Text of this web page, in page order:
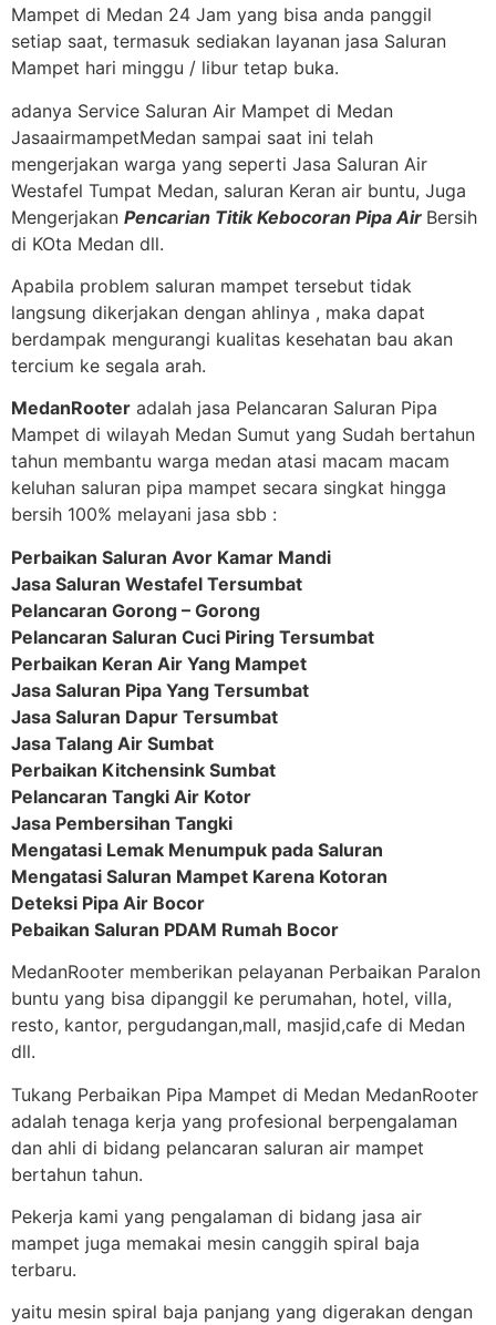
Mampet di Medan 24 Jam yang bisa anda panggil
setiap saat, termasuk sediakan layanan jasa Saluran
Mampet hari minggu / libur tetap buka.
adanya Service Saluran Air Mampet di Medan
JasaairmampetMedan sampai saat ini telah
mengerjakan warga yang seperti Jasa Saluran Air
Westafel Tumpat Medan, saluran Keran air buntu, Juga
Mengerjakan Pencarian Titik Kebocoran Pipa Air Bersih
di KOta Medan dll.
Apabila problem saluran mampet tersebut tidak
langsung dikerjakan dengan ahlinya , maka dapat
berdampak mengurangi kualitas kesehatan bau akan
tercium ke segala arah.
MedanRooter adalah jasa Pelancaran Saluran Pipa
Mampet di wilayah Medan Sumut yang Sudah bertahun
tahun membantu warga medan atasi macam macam
keluhan saluran pipa mampet secara singkat hingga
bersih 100% melayani jasa sbb :
Perbaikan Saluran Avor Kamar Mandi
Jasa Saluran Westafel Tersumbat
Pelancaran Gorong – Gorong
Pelancaran Saluran Cuci Piring Tersumbat
Perbaikan Keran Air Yang Mampet
Jasa Saluran Pipa Yang Tersumbat
Jasa Saluran Dapur Tersumbat
Jasa Talang Air Sumbat
Perbaikan Kitchensink Sumbat
Pelancaran Tangki Air Kotor
Jasa Pembersihan Tangki
Mengatasi Lemak Menumpuk pada Saluran
Mengatasi Saluran Mampet Karena Kotoran
Deteksi Pipa Air Bocor
Pebaikan Saluran PDAM Rumah Bocor
MedanRooter memberikan pelayanan Perbaikan Paralon
buntu yang bisa dipanggil ke perumahan, hotel, villa,
resto, kantor, pergudangan,mall, masjid,cafe di Medan
dll.
Tukang Perbaikan Pipa Mampet di Medan MedanRooter
adalah tenaga kerja yang profesional berpengalaman
dan ahli di bidang pelancaran saluran air mampet
bertahun tahun.
Pekerja kami yang pengalaman di bidang jasa air
mampet juga memakai mesin canggih spiral baja
terbaru.
yaitu mesin spiral baja panjang yang digerakan dengan